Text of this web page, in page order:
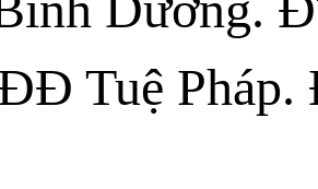
Tuệ Pháp.